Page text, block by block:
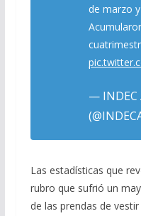
de marzo
— INDEC
Las estadísticas que
rubro que sufrió un
de las prendas de